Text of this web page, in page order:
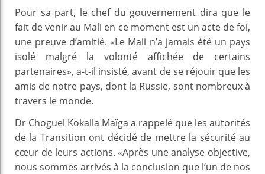
Pour sa part, le chef du gouvernement dira que le
fait de venir au Mali en ce moment est un acte de foi,
une preuve d’amitié. «Le Mali n’a jamais été un pays
isolé malgré la volonté affichée de certains
partenaires», a-t-il insisté, avant de se réjouir que les
amis de notre pays, dont la Russie, sont nombreux à
travers le monde.
Dr Choguel Kokalla Maïga a rappelé que les autorités
de la Transition ont décidé de mettre la sécurité au
cœur de leurs actions. «Après une analyse objective,
nous sommes arrivés à la conclusion que l’un de nos